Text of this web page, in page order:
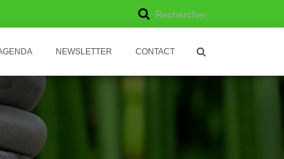
Rechercher…
NEWSLETTER CONTACT